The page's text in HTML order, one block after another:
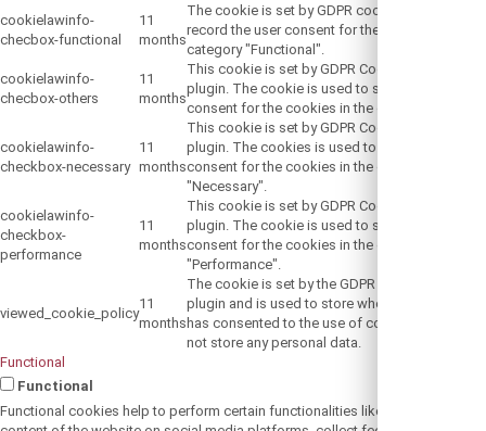
cookielawinfo-
checbox-functional
11
months
The cookie is set by GDPR cookie consent to
record the user consent for the cookies in the
category "Functional".
cookielawinfo-
checbox-others
11
months
This cookie is set by GDPR Cookie Consent
plugin. The cookie is used to store the user
consent for the cookies in the category "Other.
cookielawinfo-
checkbox-necessary
11
months
This cookie is set by GDPR Cookie Consent
plugin. The cookies is used to store the user
consent for the cookies in the category
"Necessary".
cookielawinfo-
checkbox-
performance
11
months
This cookie is set by GDPR Cookie Consent
plugin. The cookie is used to store the user
consent for the cookies in the category
"Performance".
viewed_cookie_policy
11
months
The cookie is set by the GDPR Cookie Consent
plugin and is used to store whether or not user
has consented to the use of cookies. It does
not store any personal data.
Functional
Functional
Functional cookies help to perform certain functionalities like sharing the